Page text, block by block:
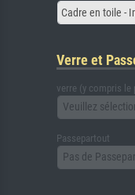
Cadre en toile -
Verre et
verre (y compris le
Veuillez
Passepartout
Pas de